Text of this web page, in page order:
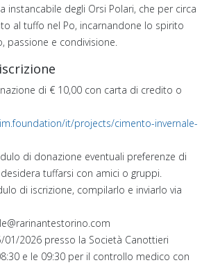
instancabile degli Orsi Polari, che per circa
al tuffo nel Po, incarnandone lo spirito
passione e condivisione.
di € 10,00 con carta di credito o
it/projects/cimento-invernale-
di donazione eventuali preferenze di
tuffarsi con amici o gruppi.
di iscrizione, compilarlo e inviarlo via
01/2026 presso la Società Canottieri
e le 09:30 per il controllo medico con